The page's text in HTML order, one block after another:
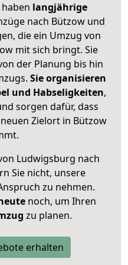
langjährige
nach Bützow und
die ein Umzug von
mit sich bringt. Sie
der Planung bis hin
Sie organisieren
und Habseligkeiten,
sorgen dafür, dass
Zielort in Bützow
Ludwigsburg nach
Sie nicht, unsere
zu nehmen.
noch, um Ihren
zu planen.
erhalten